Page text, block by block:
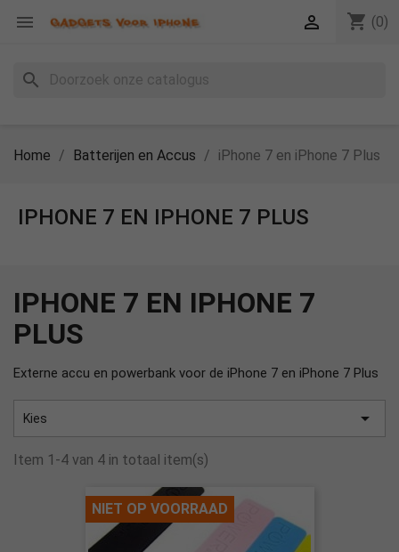
 shopping_cart (0)

search
Home Batterijen en Accus iPhone 7 en iPhone 7 Plus
IPHONE 7 EN IPHONE 7 PLUS
IPHONE 7 EN IPHONE 7
PLUS
Externe accu en powerbank voor de iPhone 7 en iPhone 7 Plus
Kies 
Item 1-4 van 4 in totaal item(s)
NIET OP VOORRAAD